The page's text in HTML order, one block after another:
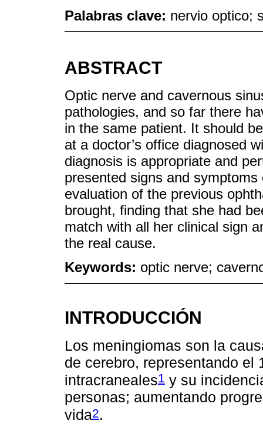
Palabras clave: nervio optico;
ABSTRACT
Optic nerve and cavernous
pathologies, and so far there
in the same patient. It should
at a doctor’s office diagnosed
diagnosis is appropriate and
presented signs and
evaluation of the previous
brought, finding that she had
match with all her clinical sign
the real cause.
Keywords: optic nerve;
INTRODUCCIÓN
Los meningiomas son la
de cerebro, representando el
intracraneales1 y su
personas; aumentando
vida2.